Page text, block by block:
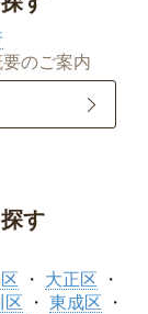
のご案内
す
大正区
区
東成区